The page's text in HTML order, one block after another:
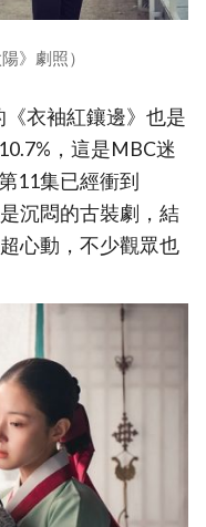
》劇照）
衣袖紅鑲邊》也是
，這是MBC迷
11集已經衝到
沉悶的古裝劇，結
心動，不少觀眾也